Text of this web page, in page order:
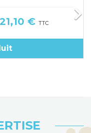
Prix
21,10 €TTC 